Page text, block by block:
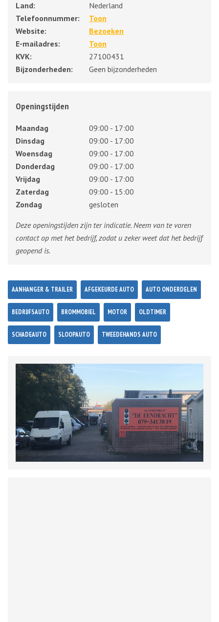
Land:
Nederland
Telefoonnummer:
Toon
Website:
Bezoeken
E-mailadres:
Toon
KVK:
27100431
Bijzonderheden:
Geen bijzonderheden
Openingstijden
Maandag
09:00 - 17:00
Dinsdag
09:00 - 17:00
Woensdag
09:00 - 17:00
Donderdag
09:00 - 17:00
Vrijdag
09:00 - 17:00
Zaterdag
09:00 - 15:00
Zondag
gesloten
Deze openingstijden zijn ter indicatie. Neem van te voren
contact op met het bedrijf, zodat u zeker weet dat het bedrijf
geopend is.
AANHANGER & TRAILER AFGEKEURDE AUTO AUTO ONDERDELEN
BEDRIJFSAUTO BROMMOBIEL MOTOR OLDTIMER
SCHADEAUTO SLOOPAUTO TWEEDEHANDS AUTO